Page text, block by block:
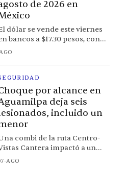
de 2026 en
dólar se vende este viernes
bancos a $17.30 pesos, con
un tipo de cambio de referencia
por alcance en
deja seis
incluido un
combi de la ruta Centro-
Cantera impactó a un
particular; dos
AGO